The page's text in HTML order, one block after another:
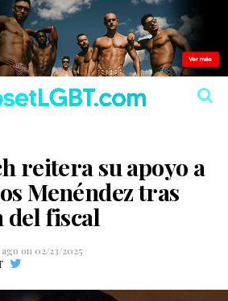
reitera su apoyo a
Menéndez tras
del fiscal
ago on 02/23/2025